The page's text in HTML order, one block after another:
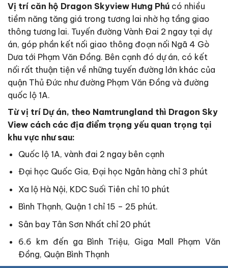
Vị trí căn hộ Dragon Skyview Hưng Phú có nhiều
tiềm năng tăng giá trong tương lai nhờ hạ tầng giao
thông tương lai. Tuyến đường Vành Đai 2 ngay tại dự
án, góp phần kết nối giao thông đoạn nối Ngã 4 Gò
Dưa tới Phạm Văn Đồng. Bên cạnh đó dự án, có kết
nối rất thuận tiện về những tuyến đường lớn khác của
quận Thủ Đức như đường Phạm Văn Đồng và đường
quốc lộ 1A.
Từ vị trí Dự án, theo Namtrungland thì Dragon Sky
View cách các địa điểm trọng yếu quan trọng tại
khu vực như sau:
Quốc lộ 1A, vành đai 2 ngay bên cạnh
Đại học Quốc Gia, Đại học Ngân hàng chỉ 3 phút
Xa lộ Hà Nội, KDC Suối Tiên chỉ 10 phút
Bình Thạnh, Quận 1 chỉ 15 – 25 phút.
Sân bay Tân Sơn Nhất chỉ 20 phút
6.6 km đến ga Bình Triệu, Giga Mall Phạm Văn
Đồng, Quận Bình Thạnh